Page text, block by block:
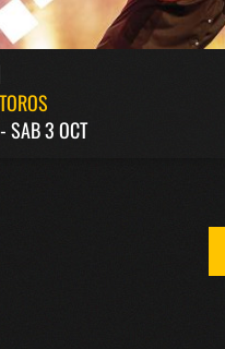
SAB 3 OCT